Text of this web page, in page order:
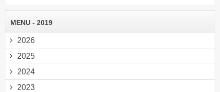
MENU - 2019
2026
2025
2024
2023